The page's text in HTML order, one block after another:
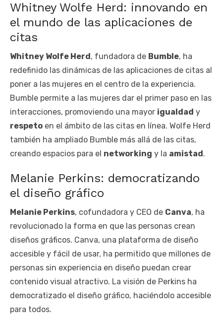
Whitney Wolfe Herd: innovando en
el mundo de las aplicaciones de
citas
Whitney Wolfe Herd , fundadora de Bumble, ha
redefinido las dinámicas de las aplicaciones de citas al
poner a las mujeres en el centro de la experiencia.
Bumble permite a las mujeres dar el primer paso en las
interacciones, promoviendo una mayor igualdad y
respeto en el ámbito de las citas en línea. Wolfe Herd
también ha ampliado Bumble más allá de las citas,
creando espacios para el networking y la amistad .
Melanie Perkins: democratizando
el diseño gráfico
Melanie Perkins, cofundadora y CEO de Canva, ha
revolucionado la forma en que las personas crean
diseños gráficos. Canva, una plataforma de diseño
accesible y fácil de usar, ha permitido que millones de
personas sin experiencia en diseño puedan crear
contenido visual atractivo. La visión de Perkins ha
democratizado el diseño gráfico, haciéndolo accesible
para todos.